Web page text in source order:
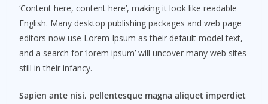
‘Content here, content here’, making it look like readable
English. Many desktop publishing packages and web page
editors now use Lorem Ipsum as their default model text,
and a search for ‘lorem ipsum’ will uncover many web sites
still in their infancy.
Sapien ante nisi, pellentesque magna aliquet imperdiet